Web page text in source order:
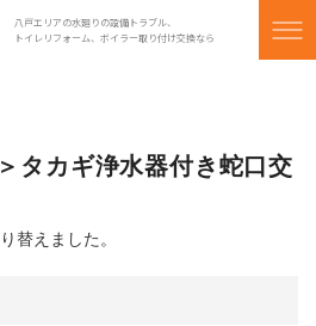
八戸エリアの水廻りの設備トラブル、
トイレリフォーム、ボイラー取り付け交換なら
タカギ浄水器付き蛇口交
替えました。